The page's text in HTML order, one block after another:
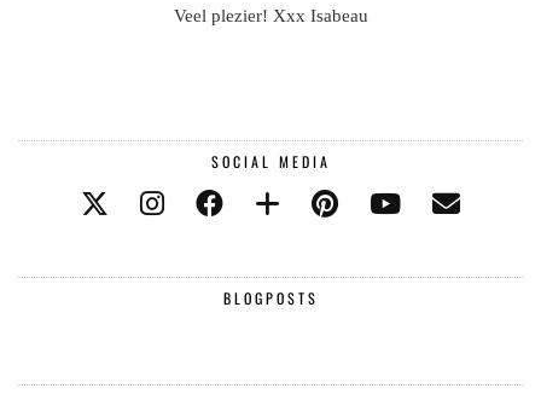
Veel plezier! Xxx Isabeau
SOCIAL MEDIA
BLOGPOSTS